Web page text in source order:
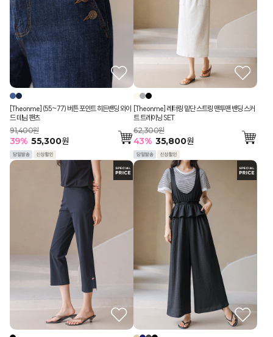
[Theonme] (55~77) 버튼 포인트 히든밴딩 와이
드 데님 팬츠
91,400원
39% 55,300원
[Theonme] 레터링 밑단 스트링 맨투맨 밴딩 스커
트 트레이닝 SET
62,300원
43% 35,800원